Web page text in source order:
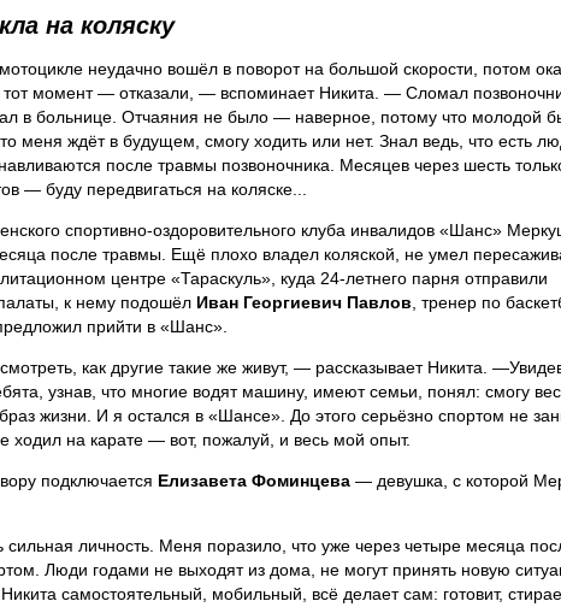
на коляску
неудачно вошёл в поворот на большой скорости, потом
тот момент — отказали, — вспоминает Никита. — Сломал
в больнице. Отчаяния не было — наверное, потому что молодой
меня ждёт в будущем, смогу ходить или нет. Знал ведь, что есть
после травмы позвоночника. Месяцев через шесть
— буду передвигаться на коляске...
спортивно-оздоровительного клуба инвалидов «Шанс»
после травмы. Ещё плохо владел коляской, не умел
центре «Тараскуль», куда 24-летнего парня отправили
к нему подошёл Иван Георгиевич Павлов, тренер по
прийти в «Шанс».
как другие такие же живут, — рассказывает Никита.
узнав, что многие водят машину, имеют семьи, понял: смогу
жизни. И я остался в «Шансе». До этого серьёзно спортом не
ходил на карате — вот, пожалуй, и весь мой опыт.
подключается Елизавета Фоминцева — девушка, с которой
личность. Меня поразило, что уже через четыре месяца
Люди годами не выходят из дома, не могут принять новую
самостоятельный, мобильный, всё делает сам: готовит,